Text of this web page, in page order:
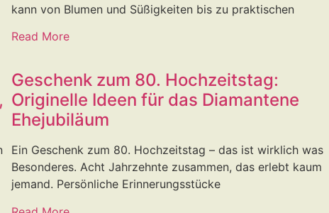
kann von Blumen und Süßigkeiten bis zu praktischen
Read More
Geschenk zum 80. Hochzeitstag:
Originelle Ideen für das Diamantene
Ehejubiläum
Ein Geschenk zum 80. Hochzeitstag – das ist wirklich was
Besonderes. Acht Jahrzehnte zusammen, das erlebt kaum
jemand. Persönliche Erinnerungsstücke